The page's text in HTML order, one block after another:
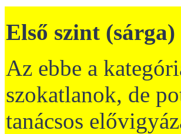
Első szint (sárga)
Az ebbe a
szokatlanok, de
tanácsos